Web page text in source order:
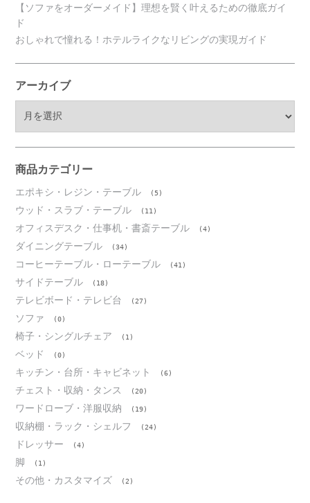
【ソファをオーダーメイド】理想を賢く叶えるための徹底ガイ
ド
おしゃれで憧れる！ホテルライクなリビングの実現ガイド
アーカイブ
ブ
商品カテゴリー
エポキシ・レジン・テーブル (5)
ウッド・スラブ・テーブル (11)
オフィスデスク・仕事机・書斎テーブル (4)
ダイニングテーブル (34)
コーヒーテーブル・ローテーブル (41)
サイドテーブル (18)
テレビボード・テレビ台 (27)
ソファ (0)
椅子・シングルチェア (1)
ベッド (0)
キッチン・台所・キャビネット (6)
チェスト・収納・タンス (20)
ワードローブ・洋服収納 (19)
収納棚・ラック・シェルフ (24)
ドレッサー (4)
脚 (1)
その他・カスタマイズ (2)